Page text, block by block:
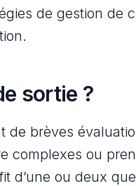
de gestion de
sortie ?
de brèves
complexes ou
d’une ou deux